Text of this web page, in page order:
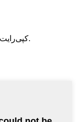
© کپی‌رایت - ۲۰۱۰-۲۰۲۶: تمامی حقوق محفوظ است.